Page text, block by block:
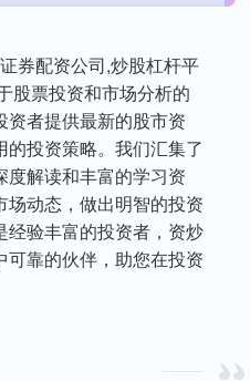
券配资公司,炒股杠杆平
股票投资和市场分析的
资者提供最新的股市资
投资策略。我们汇集了
度解读和丰富的学习资
动态，做出明智的投资
经验丰富的投资者，资炒
靠的伙伴，助您在投资